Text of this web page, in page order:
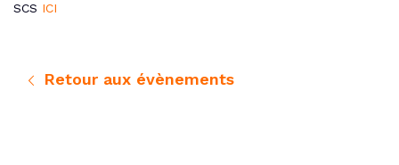
SCS ICI
Retour aux évènements